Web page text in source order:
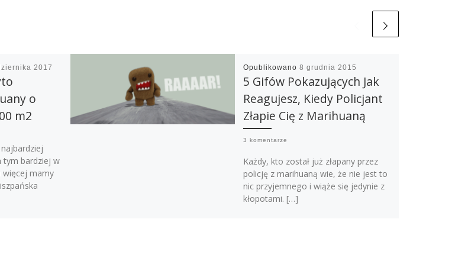
2017
o
m2
tym bardziej w
więcej mamy
Opublikowano 8 grudnia 2015
5 Gifów Pokazujących Jak
Reagujesz, Kiedy Policjant
Złapie Cię z Marihuaną
3 komentarze
Każdy, kto został już złapany przez
policję z marihuaną wie, że nie jest to
nic przyjemnego i wiąże się jedynie z
kłopotami. […]